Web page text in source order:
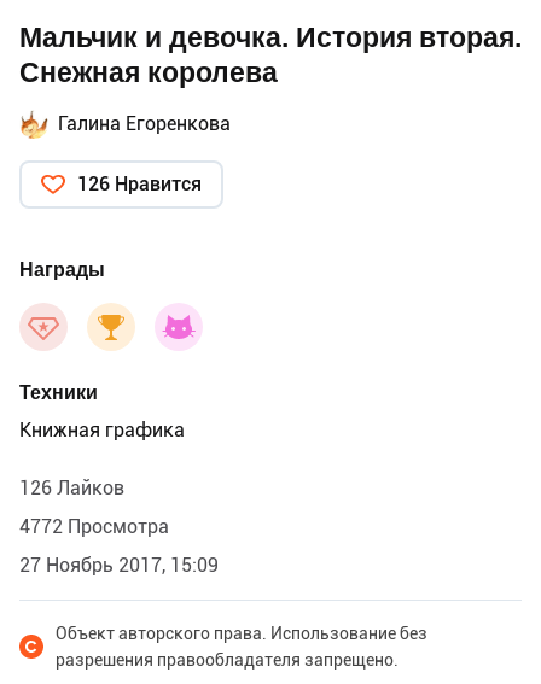
Мальчик и девочка. История вторая.
Снежная королева
Галина Егоренкова
126 Нравится
Награды
Техники
Книжная графика
126 Лайков
4772 Просмотра
27 Ноябрь 2017, 15:09
Объект авторского права. Использование без
разрешения правообладателя запрещено.